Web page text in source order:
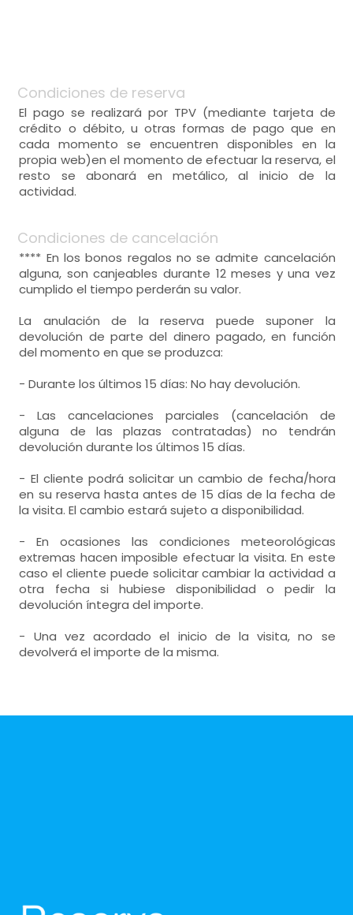
Condiciones de reserva
El pago se realizará por TPV (mediante tarjeta de
crédito o débito, u otras formas de pago que en
cada momento se encuentren disponibles en la
propia web)en el momento de efectuar la reserva, el
resto se abonará en metálico, al inicio de la
actividad.
Condiciones de cancelación
**** En los bonos regalos no se admite cancelación
alguna, son canjeables durante 12 meses y una vez
cumplido el tiempo perderán su valor.
La anulación de la reserva puede suponer la
devolución de parte del dinero pagado, en función
del momento en que se produzca:
- Durante los últimos 15 días: No hay devolución.
- Las cancelaciones parciales (cancelación de
alguna de las plazas contratadas) no tendrán
devolución durante los últimos 15 días.
- El cliente podrá solicitar un cambio de fecha/hora
en su reserva hasta antes de 15 días de la fecha de
la visita. El cambio estará sujeto a disponibilidad.
- En ocasiones las condiciones meteorológicas
extremas hacen imposible efectuar la visita. En este
caso el cliente puede solicitar cambiar la actividad a
otra fecha si hubiese disponibilidad o pedir la
devolución íntegra del importe.
- Una vez acordado el inicio de la visita, no se
devolverá el importe de la misma.